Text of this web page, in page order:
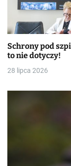
Schrony pod
to nie dotyczy!
28 lipca 2026